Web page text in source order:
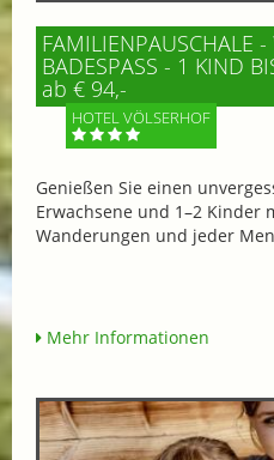
FAMILIENPAUSCHALE
BADESPASS - 1 KIND
ab € 94,-
HOTEL VÖLSERHOF
Genießen Sie einen
Erwachsene und 1–2 Kinder
Wanderungen und jeder
Mehr Informationen